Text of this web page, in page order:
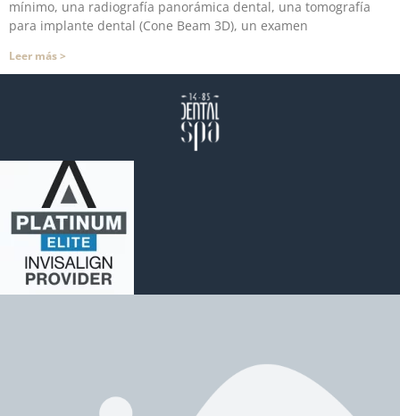
mínimo, una radiografía panorámica dental, una tomografía
para implante dental (Cone Beam 3D), un examen
Leer más >